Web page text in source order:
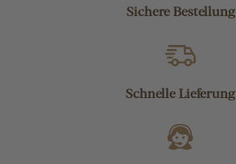
Sichere Bestellung
Schnelle Lieferung